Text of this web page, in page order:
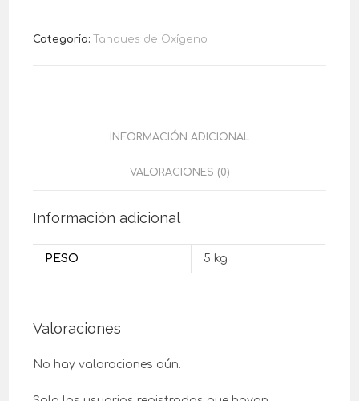
Categoría:Tanques de Oxígeno
INFORMACIÓN ADICIONAL
VALORACIONES (0)
Información adicional
PESO 5 kg
Valoraciones
No hay valoraciones aún.